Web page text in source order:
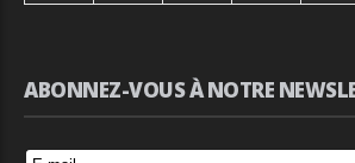
ABONNEZ-VOUS À NOTRE